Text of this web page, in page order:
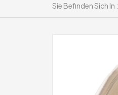
Sie Befinden Sich In :